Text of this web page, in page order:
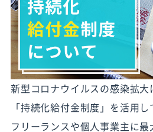
新型コロナウイルスの感染拡大
「持続化給付金制度」を活用し
フリーランスや個人事業主に